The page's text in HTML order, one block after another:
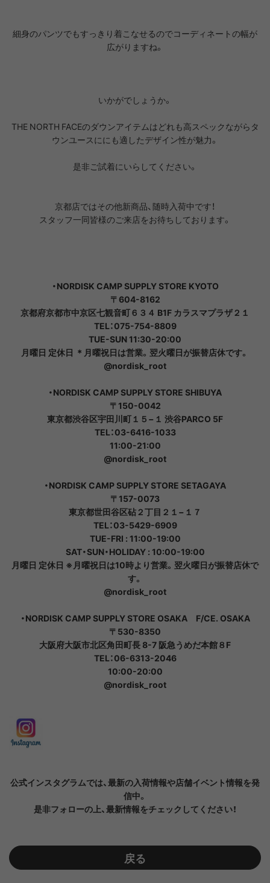
細身のパンツでもすっきり着こなせるのでコーディネートの幅が
広がりますね。
いかがでしょうか。
THE NORTH FACEのダウンアイテムはどれも高スペックながらタ
ウンユースににも適したデザイン性が魅力。
是非ご試着にいらしてください。
京都店ではその他新商品、随時入荷中です！
スタッフ一同皆様のご来店をお待ちしております。
・NORDISK CAMP SUPPLY STORE KYOTO
〒604-8162
京都府京都市中京区七観音町６３４ B1F カラスマプラザ２１
TEL：075-754-8809
TUE-SUN 11:30-20:00
月曜日 定休日 ＊月曜祝日は営業。翌火曜日が振替店休です。
@nordisk_root
・NORDISK CAMP SUPPLY STORE SHIBUYA
〒150-0042
東京都渋谷区宇田川町１５−１ 渋谷PARCO 5F
TEL：03-6416-1033
11:00-21:00
@nordisk_root
・NORDISK CAMP SUPPLY STORE SETAGAYA
〒157-0073
東京都世田谷区砧２丁目２１−１７
TEL：03-5429-6909
TUE-FRI : 11:00-19:00
SAT・SUN・HOLIDAY : 10:00-19:00
月曜日 定休日 ※月曜祝日は10時より営業。翌火曜日が振替店休で
す。
@nordisk_root
・NORDISK CAMP SUPPLY STORE OSAKA F/CE. OSAKA
〒530-8350
大阪府大阪市北区角田町長 8-7 阪急うめだ本館８F
TEL：06-6313-2046
10:00-20:00
@nordisk_root
公式インスタグラムでは、最新の入荷情報や店舗イベント情報を発
信中。
是非フォローの上、最新情報をチェックしてください！
戻る